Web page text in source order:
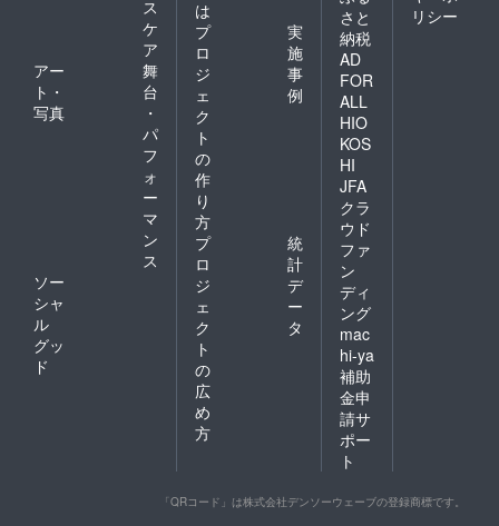
ス
ケ
ア
アー
ト・
写真
舞
台
・
パ
フ
ォ
ー
マ
ン
ス
ソー
シャ
ル
グッ
ド
は
プ
ロ
ジ
ェ
ク
ト
の
作
り
方
実
施
事
例
プ
ロ
ジ
ェ
ク
ト
の
広
め
方
統
計
デ
ー
タ
さと
納税
AD
FOR
ALL
HIO
KOS
HI
JFA
クラ
ウド
ファ
ン
ディ
ング
mac
hi-ya
補助
金申
請サ
ポー
ト
リシー
「QRコード」は株式会社デンソーウェーブの登録商標です。